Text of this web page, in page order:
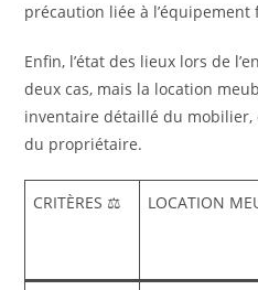
précaution liée à l’équipement
Enfin, l’état des lieux lors de
deux cas, mais la location
inventaire détaillé du
du propriétaire.
CRITÈRES ⚖️ LOCATION